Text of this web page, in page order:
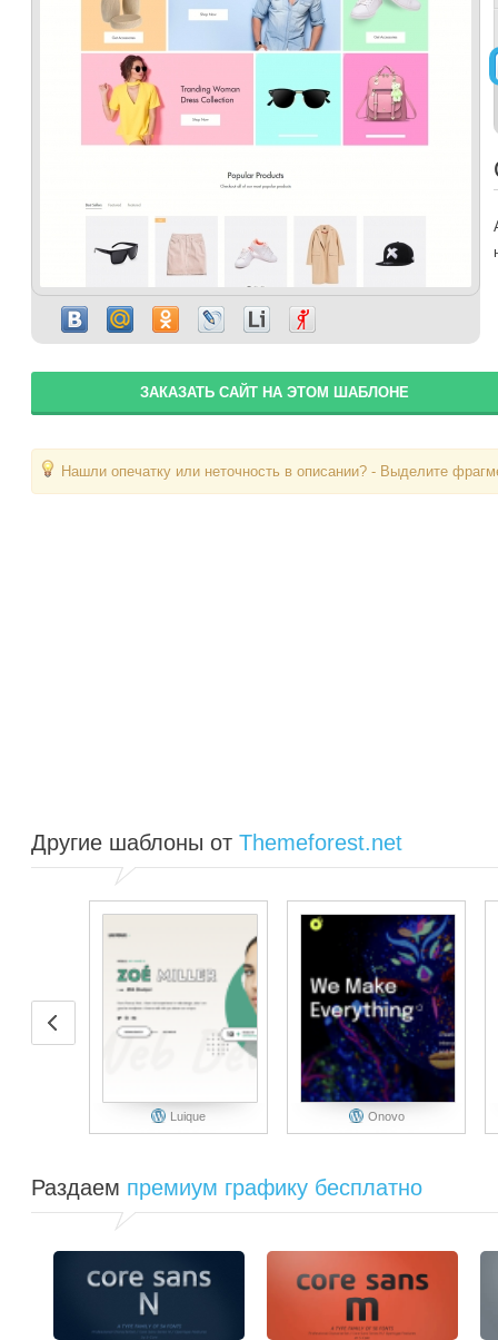
ЗАКАЗАТЬ САЙТ НА ЭТОМ ШАБЛОНЕ
Нашли опечатку или неточность в описании? - Выделите
Другие шаблоны от Themeforest.net
Luique Onovo
Раздаем премиум графику бесплатно